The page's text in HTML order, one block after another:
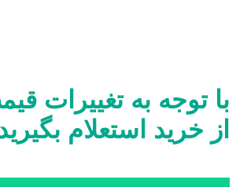
با توجه به تغییرات
از خرید استعلام